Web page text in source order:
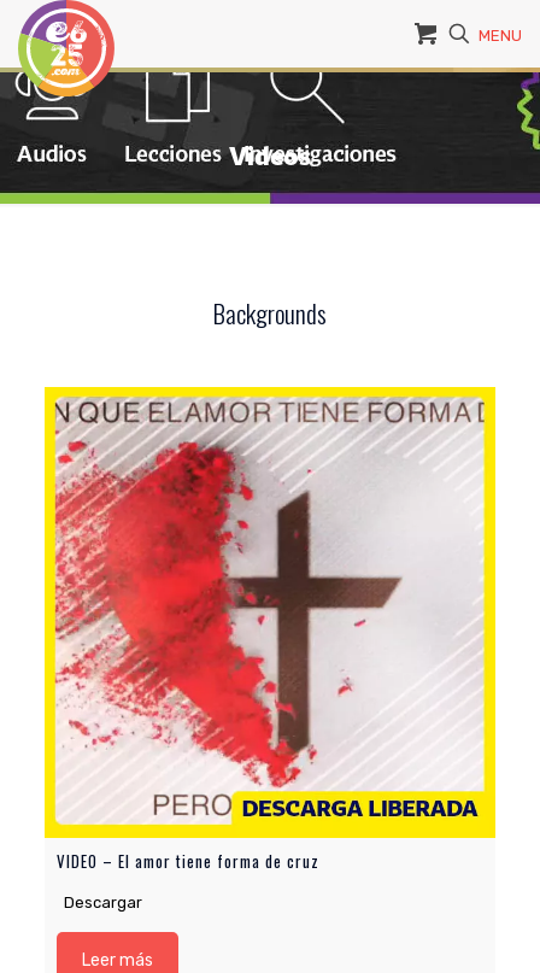
MENU
Videos
Backgrounds
VIDEO – El amor tiene forma de cruz
Descargar
Leer más